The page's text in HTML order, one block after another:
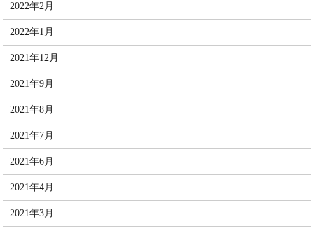
2022年2月
2022年1月
2021年12月
2021年9月
2021年8月
2021年7月
2021年6月
2021年4月
2021年3月